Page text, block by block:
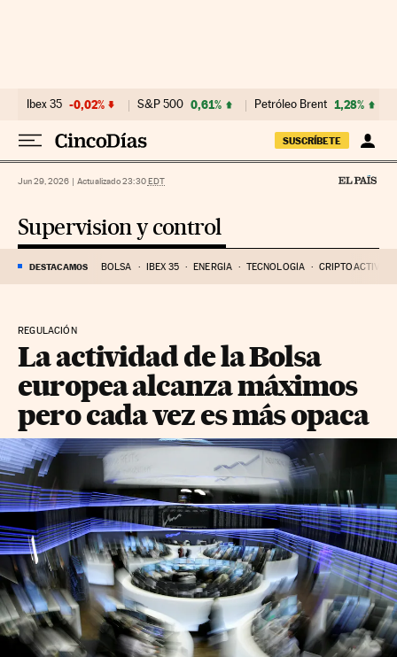
Ibex 35 -0,02% S&P 500 0,61% Petróleo Brent 1,28%
SUSCRÍBETE
Jun 29, 2026 | Actualizado 23:30EDT
Supervision y control
DESTACAMOS BOLSA IBEX 35 ENERGÍA TECNOLOGÍA CRIPTOACTIVOS
REGULACIÓN
La actividad de la Bolsa
europea alcanza máximos
pero cada vez es más opaca